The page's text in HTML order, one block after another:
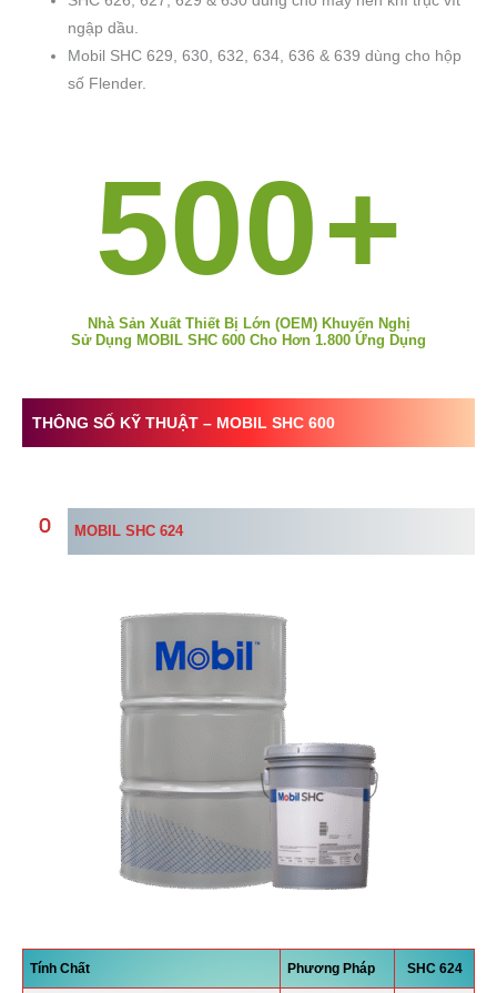
ngập dầu.
Mobil SHC 629, 630, 632, 634, 636 & 639 dùng cho hộp
số Flender.
500+
Nhà Sản Xuất Thiết Bị Lớn (OEM) Khuyến Nghị
Sử Dụng MOBIL SHC 600 Cho Hơn 1.800 Ứng Dụng
THÔNG SỐ KỸ THUẬT – MOBIL SHC 600
MOBIL SHC 624
Tính Chất Phương Pháp SHC 624